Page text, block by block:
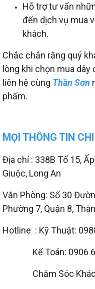
Hỗ trợ tư vấn
đến dịch vụ mua
khách.
Chắc chắn rằng quý
lòng khi chọn mua dây
liên hệ cùng Thần Sơn
phẩm.
MỌI THÔNG TIN
Địa chỉ : 338B Tổ 15,
Giuộc, Long An
Văn Phòng: Số 30
Phường 7, Quận 8,
Hotline : Kỹ Thuật:
Kế Toán: 0906
Chăm Sóc Khách